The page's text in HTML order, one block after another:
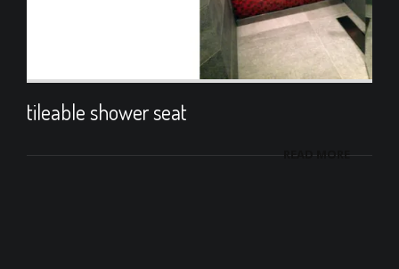
tileable shower seat
READ MORE